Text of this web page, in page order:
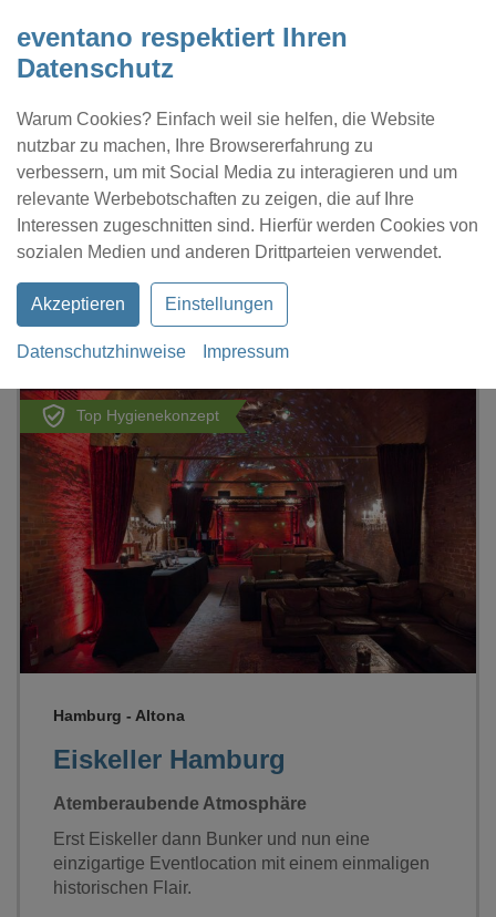
eventano respektiert Ihren
Datenschutz
Warum Cookies? Einfach weil sie helfen, die Website
nutzbar zu machen, Ihre Browsererfahrung zu
verbessern, um mit Social Media zu interagieren und um
relevante Werbebotschaften zu zeigen, die auf Ihre
Interessen zugeschnitten sind. Hierfür werden Cookies von
sozialen Medien und anderen Drittparteien verwendet.
Akzeptieren Einstellungen
Datenschutzhinweise Impressum
Kontakt Location eintragen Profil
Eiskeller Hamburg
Top Hygienekonzept
Loading...
Grundrisse
Eiskeller Hamburg
Hamburg - Altona
Atemberaubende Atmosphäre
Erst Eiskeller dann Bunker und nun eine
einzigartige Eventlocation mit einem einmaligen
historischen Flair.